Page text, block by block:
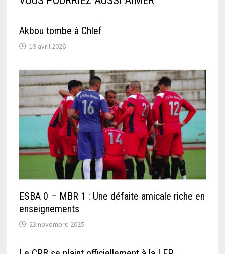
Akbou tombe à Chlef
19 avril 2026
ESBA 0 – MBR 1 : Une défaite amicale riche en
enseignements
23 novembre 2025